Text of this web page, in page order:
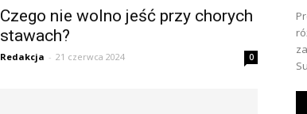
Czego nie wolno jeść przy chorych
stawach?
Redakcja - 21 czerwca 2024 0